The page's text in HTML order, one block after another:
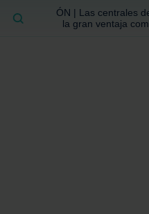
ÓN | Las centrales
la gran ventaja
BUSCAR